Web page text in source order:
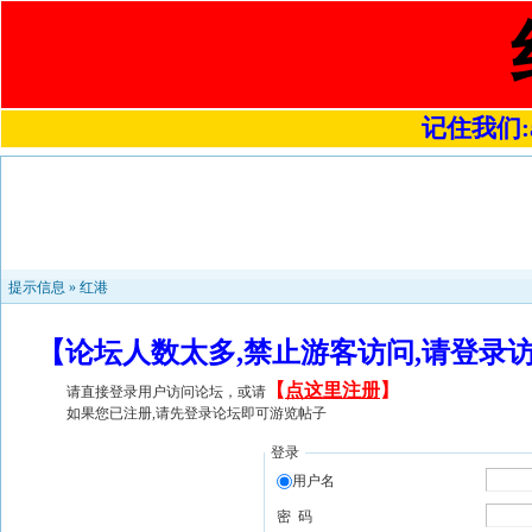
记住我们
提示信息 » 红港
【论坛人数太多,禁止游客访问,请登
请直接登录用户访问论坛，或请 【 点这里注册】
如果您已注册,请先登录论坛即可游览帖子
登录
用户名
密 码